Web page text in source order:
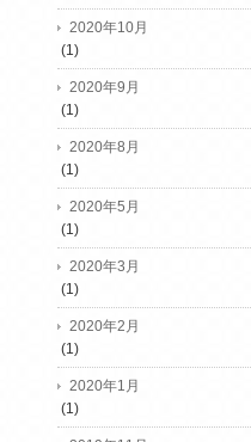
2020年10月
(1)
2020年9月
(1)
2020年8月
(1)
2020年5月
(1)
2020年3月
(1)
2020年2月
(1)
2020年1月
(1)